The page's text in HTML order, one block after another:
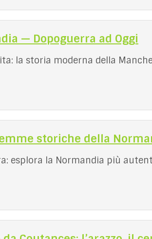
— Dopoguerra ad Oggi
la storia moderna della
storiche della
esplora la Normandia più